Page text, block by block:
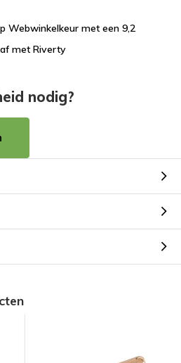
Webwinkelkeur met een 9,2
met Riverty
nodig?